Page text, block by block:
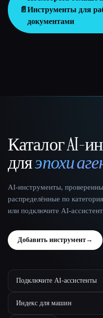
📄 Инструменты для
документами
That AI Collection
Каталог AI-
дляэпохи
AI-инструменты,
распределённые по
или подключите AI-
Добавить инструмент→
Подключите AI-ассистенты
Индекс для машин